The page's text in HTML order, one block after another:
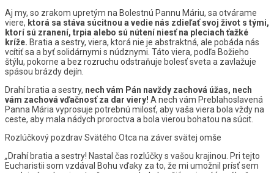
Aj my, so zrakom upretým na Bolestnú Pannu Máriu, sa otvárame
viere, ktorá sa stáva súcitnou a vedie nás zdieľať svoj život s tými,
ktorí sú zranení, trpia alebo sú nútení niesť na pleciach ťažké
kríže. Bratia a sestry, viera, ktorá nie je abstraktná, ale pobáda nás
vcítiť sa a byť solidárnymi s núdznymi. Táto viera, podľa Božieho
štýlu, pokorne a bez rozruchu odstraňuje bolesť sveta a zavlažuje
spásou brázdy dejín.
Drahí bratia a sestry, nech vám Pán navždy zachová úžas, nech
vám zachová vďačnosť za dar viery! A nech vám Preblahoslavená
Panna Mária vyprosuje potrebnú milosť, aby vaša viera bola vždy na
ceste, aby mala nádych proroctva a bola vierou bohatou na súcit.
Rozlúčkový pozdrav Svätého Otca na záver svätej omše
„Drahí bratia a sestry! Nastal čas rozlúčky s vašou krajinou. Pri tejto
Eucharistii som vzdával Bohu vďaky za to, že mi umožnil prísť sem